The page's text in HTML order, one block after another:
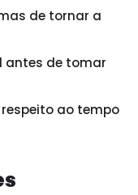
de tornar a
antes de tomar
ao tempo